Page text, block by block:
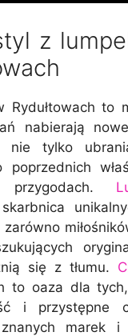
z
Rydułtowach to
nabierają
nie tylko
poprzednich
się z tłumu.
to oaza dla
i przystępne
znanych marek i